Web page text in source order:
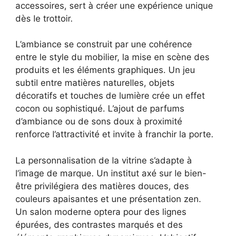
accessoires, sert à créer une expérience unique
dès le trottoir.
L’ambiance se construit par une cohérence
entre le style du mobilier, la mise en scène des
produits et les éléments graphiques. Un jeu
subtil entre matières naturelles, objets
décoratifs et touches de lumière crée un effet
cocon ou sophistiqué. L’ajout de parfums
d’ambiance ou de sons doux à proximité
renforce l’attractivité et invite à franchir la porte.
La personnalisation de la vitrine s’adapte à
l’image de marque. Un institut axé sur le bien-
être privilégiera des matières douces, des
couleurs apaisantes et une présentation zen.
Un salon moderne optera pour des lignes
épurées, des contrastes marqués et des